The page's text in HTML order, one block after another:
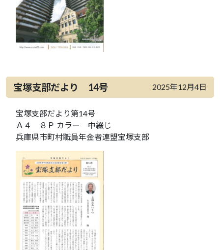
宝塚支部だより 14号 2025年12月4日
宝塚支部だより第14号
Ａ４ ８Ｐ カラー 中綴じ
兵庫県市町村職員年金者連盟宝塚支部